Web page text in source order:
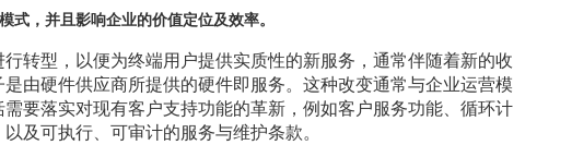
式，并且影响企业的价值定位及效率。
转型，以便为终端用户提供实质性的新服务，通常伴随着新的收
由硬件供应商所提供的硬件即服务。这种改变通常与企业运营模
要落实对现有客户支持功能的革新，例如客户服务功能、循环计
及可执行、可审计的服务与维护条款。